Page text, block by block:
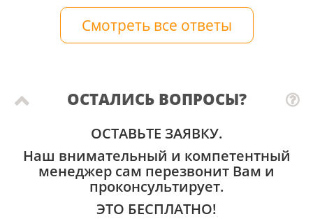
Смотреть все ответы
ОСТАЛИСЬ ВОПРОСЫ?
ОСТАВЬТЕ ЗАЯВКУ.
Наш внимательный и компетентный
менеджер сам перезвонит Вам и
проконсультирует.
ЭТО БЕСПЛАТНО!